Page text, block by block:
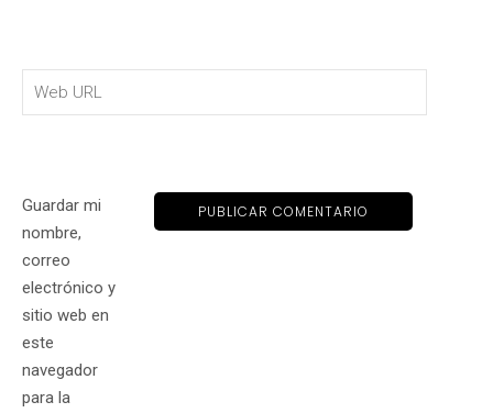
Guardar mi
nombre,
correo
electrónico y
sitio web en
este
navegador
para la